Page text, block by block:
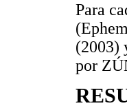
Para
(2003)
por